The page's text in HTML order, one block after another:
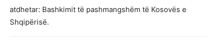
atdhetar: Bashkimit të pashmangshëm të Kosovës e
Shqipërisë.